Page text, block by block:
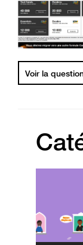
Voir la